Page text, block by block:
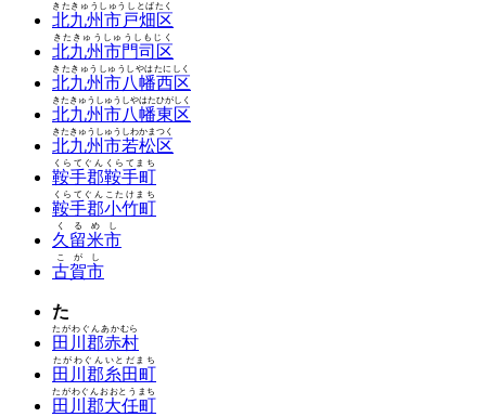
北九州市戸畑区
きたきゅうしゅうしとばたく
北九州市門司区
きたきゅうしゅうしもじく
北九州市八幡西区
きたきゅうしゅうしやはたにしく
北九州市八幡東区
きたきゅうしゅうしやはたひがしく
北九州市若松区
きたきゅうしゅうしわかまつく
鞍手郡鞍手町
くらてぐんくらてまち
鞍手郡小竹町
くらてぐんこたけまち
久留米市
くるめし
古賀市
こがし
た
田川郡赤村
たがわぐんあかむら
田川郡糸田町
たがわぐんいとだまち
田川郡大任町
たがわぐんおおとうまち